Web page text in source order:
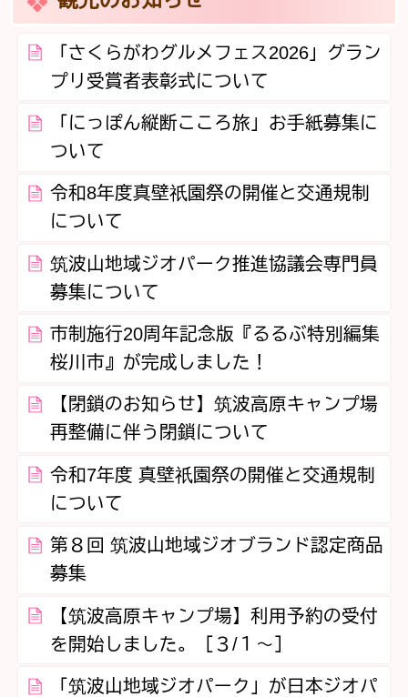
「さくらがわグルメフェス2026」グラン
プリ受賞者表彰式について
「にっぽん縦断こころ旅」お手紙募集に
ついて
令和8年度真壁祇園祭の開催と交通規制
について
筑波山地域ジオパーク推進協議会専門員
募集について
市制施行20周年記念版『るるぶ特別編集
桜川市』が完成しました！
【閉鎖のお知らせ】筑波高原キャンプ場
再整備に伴う閉鎖について
令和7年度 真壁祇園祭の開催と交通規制
について
第８回 筑波山地域ジオブランド認定商品
募集
【筑波高原キャンプ場】利用予約の受付
を開始しました。［３/１～］
「筑波山地域ジオパーク」が日本ジオパ